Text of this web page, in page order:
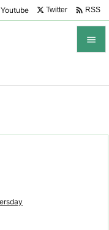

Youtube Twitter  RSS